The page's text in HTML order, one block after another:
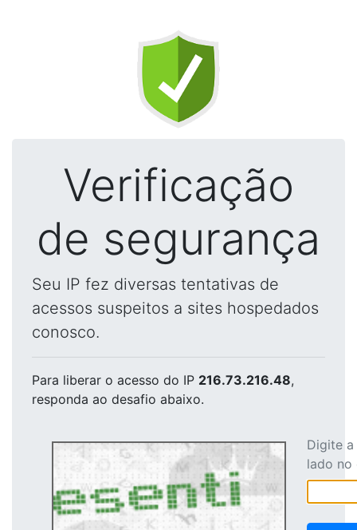
Verificação
de segurança
Seu IP fez diversas tentativas de
acessos suspeitos a sites hospedados
conosco.
Para liberar o acesso do IP 216.73.216.48,
responda ao desafio abaixo.
Digite
lado no